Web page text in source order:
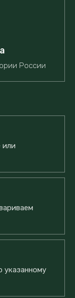
России
или
указанному